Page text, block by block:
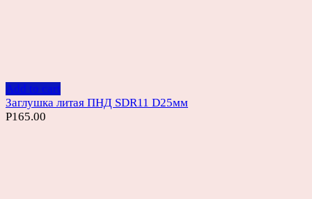
Add to cart
Заглушка литая ПНД SDR11 D25мм
Р165.00